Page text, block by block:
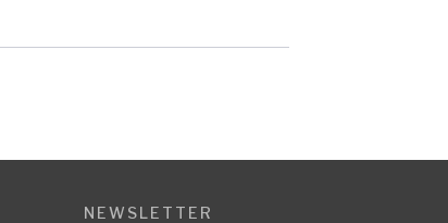
NEWSLETTER